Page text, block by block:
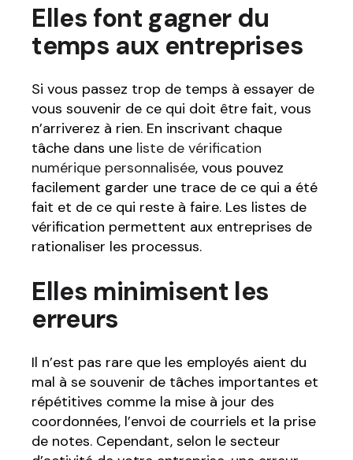
Elles font gagner du
temps aux entreprises
Si vous passez trop de temps à essayer de
vous souvenir de ce qui doit être fait, vous
n’arriverez à rien. En inscrivant chaque
tâche dans une liste de vérification
numérique personnalisée, vous pouvez
facilement garder une trace de ce qui a été
fait et de ce qui reste à faire. Les listes de
vérification permettent aux entreprises de
rationaliser les processus.
Elles minimisent les
erreurs
Il n’est pas rare que les employés aient du
mal à se souvenir de tâches importantes et
répétitives comme la mise à jour des
coordonnées, l’envoi de courriels et la prise
de notes. Cependant, selon le secteur